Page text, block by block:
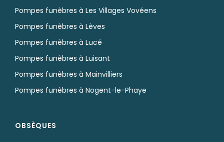
Pompes funèbres à Les Villages Vovéens
Pompes funèbres à Lèves
Pompes funèbres à Lucé
Pompes funèbres à Luisant
Pompes funèbres à Mainvilliers
Pompes funèbres à Nogent-le-Phaye
OBSÈQUES